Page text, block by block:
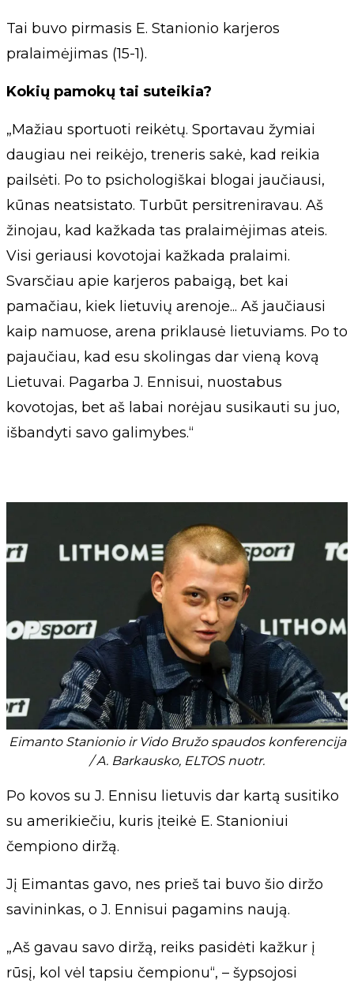
Tai buvo pirmasis E. Stanionio karjeros
pralaimėjimas (15-1).
Kokių pamokų tai suteikia?
„Mažiau sportuoti reikėtų. Sportavau žymiai
daugiau nei reikėjo, treneris sakė, kad reikia
pailsėti. Po to psichologiškai blogai jaučiausi,
kūnas neatsistato. Turbūt persitreniravau. Aš
žinojau, kad kažkada tas pralaimėjimas ateis.
Visi geriausi kovotojai kažkada pralaimi.
Svarsčiau apie karjeros pabaigą, bet kai
pamačiau, kiek lietuvių arenoje... Aš jaučiausi
kaip namuose, arena priklausė lietuviams. Po to
pajaučiau, kad esu skolingas dar vieną kovą
Lietuvai. Pagarba J. Ennisui, nuostabus
kovotojas, bet aš labai norėjau susikauti su juo,
išbandyti savo galimybes.“
Eimanto Stanionio ir Vido Bružo spaudos konferencija
/ A. Barkausko, ELTOS nuotr.
Po kovos su J. Ennisu lietuvis dar kartą susitiko
su amerikiečiu, kuris įteikė E. Stanioniui
čempiono diržą.
Jį Eimantas gavo, nes prieš tai buvo šio diržo
savininkas, o J. Ennisui pagamins naują.
„Aš gavau savo diržą, reiks pasidėti kažkur į
rūsį, kol vėl tapsiu čempionu“, – šypsojosi